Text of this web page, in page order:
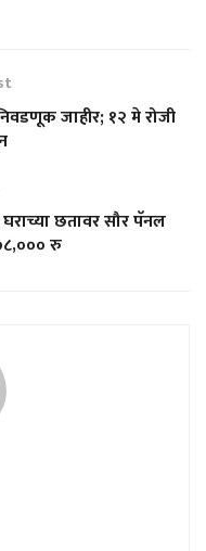
जाहीर; १२ मे रोजी
घराच्या छतावर सौर पॅनल
रु